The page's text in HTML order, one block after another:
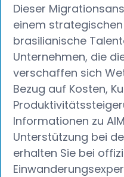
Dieser
einem
brasilianische
Unternehmen, die
verschaffen sich
Bezug auf Kosten,
Informationen zu
Unterstützung bei
erhalten Sie bei